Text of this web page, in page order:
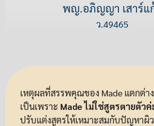
พญ.อภิญญา เสาร์แ
ว.49465
เหตุผลที่สรรพคุณของ Made แตกต่า
เป็นเพราะ Made ไม่ใช่สูตรตายตัวค่
ปรับแต่งสูตรให้เหมาะสมกับปัญหาผิ